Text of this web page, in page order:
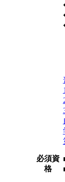
必須資
格